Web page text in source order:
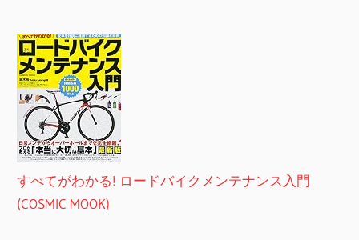
すべてがわかる! ロードバイクメンテナンス入門
(COSMIC MOOK)